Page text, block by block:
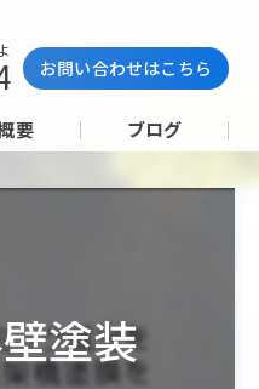
お問い合わせはこちら
要 ブログ
塗装